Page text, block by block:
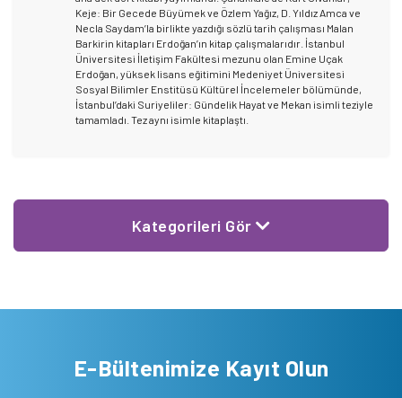
Keje: Bir Gecede Büyümek ve Özlem Yağız, D. Yıldız Amca ve
Necla Saydam’la birlikte yazdığı sözlü tarih çalışması Malan
Barkirin kitapları Erdoğan’ın kitap çalışmalarıdır. İstanbul
Üniversitesi İletişim Fakültesi mezunu olan Emine Uçak
Erdoğan, yüksek lisans eğitimini Medeniyet Üniversitesi
Sosyal Bilimler Enstitüsü Kültürel İncelemeler bölümünde,
İstanbul’daki Suriyeliler: Gündelik Hayat ve Mekan isimli teziyle
tamamladı. Tez aynı isimle kitaplaştı.
Kategorileri Gör
E-Bültenimize Kayıt Olun